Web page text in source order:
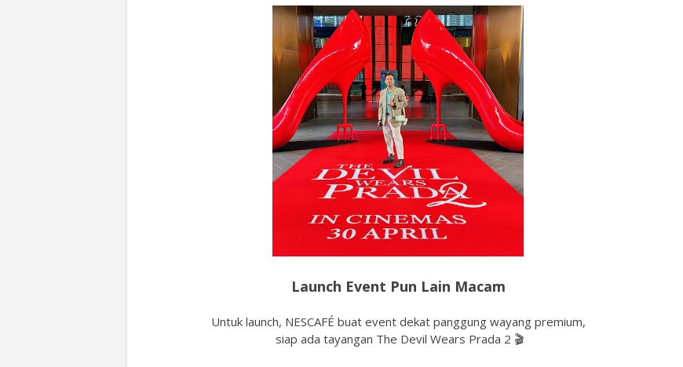
Launch Event Pun Lain Macam
Untuk launch, NESCAFÉ buat event dekat panggung wayang premium,
siap ada tayangan The Devil Wears Prada 2 🎬